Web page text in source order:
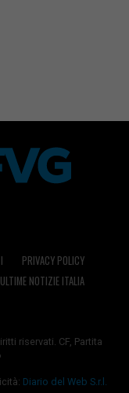
PRIVACY POLICY
ULTIME NOTIZIE ITALIA
riservati. CF, Partita
Diario del Web S.r.l.